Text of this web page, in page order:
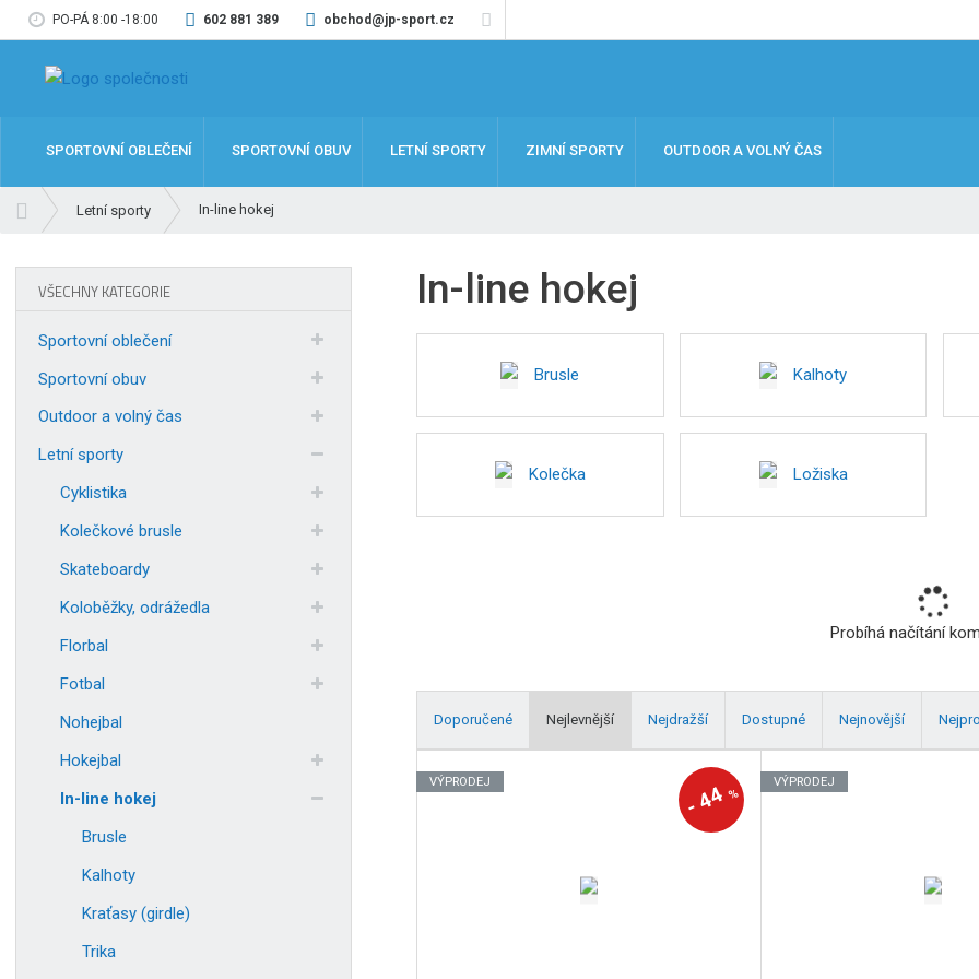
PO-PÁ 8:00 -18:00 602 881 389 obchod@jp-sport.cz
SPORTOVNÍ OBLEČENÍ SPORTOVNÍ OBUV LETNÍ SPORTY ZIMNÍ SPORTY OUTDOOR A VOLNÝ ČAS
Letní sporty In-line hokej
In-line hokej
Brusle Kalhoty
Kolečka Ložiska
Probíhá načítání
Doporučené Nejlevnější Nejdražší Dostupné Nejnovější
-44%
VÝPRODEJ VÝPRODEJ
VŠECHNY KATEGORIE
Sportovní oblečení
Sportovní obuv
Outdoor a volný čas
Letní sporty
Cyklistika
Kolečkové brusle
Skateboardy
Koloběžky, odrážedla
Florbal
Fotbal
Nohejbal
Hokejbal
In-line hokej
Brusle
Kalhoty
Kraťasy (girdle)
Trika